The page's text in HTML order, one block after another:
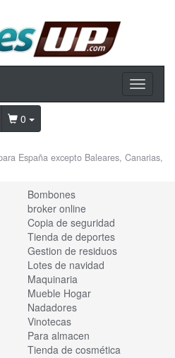
Toggle
0
España excepto Baleares, Canarias,
Bombones
broker online
Copia de seguridad
Tienda de deportes
Gestion de residuos
Lotes de navidad
Maquinaria
Mueble Hogar
Nadadores
Vinotecas
Para almacen
Tienda de cosmética